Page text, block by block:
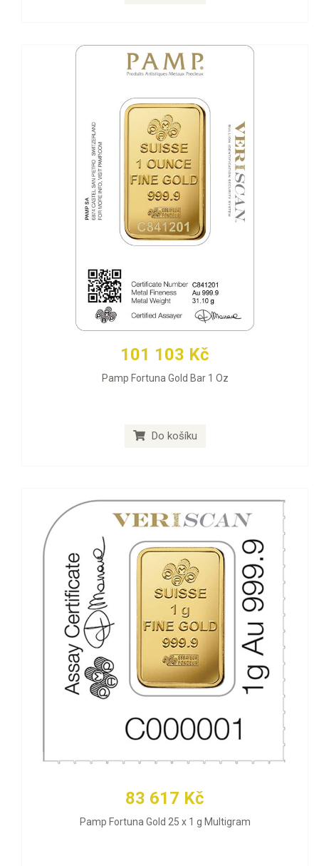
101 103 Kč
Pamp Fortuna Gold Bar 1 Oz
Do košíku
83 617 Kč
Pamp Fortuna Gold 25 x 1 g Multigram